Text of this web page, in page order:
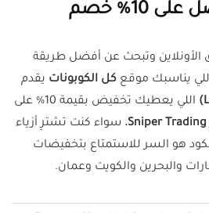
وتبحث عن أفضل طريقة
يناسبك موقع كل الكوبونات يقدم
اللي يعطيك تخفيض بقيمة 10% على
Sniper Trading.
سواء كنت تشترِ أزياء
هو السر للاستمتاع بتخفيضات
والبحرين والكويت وعمان.